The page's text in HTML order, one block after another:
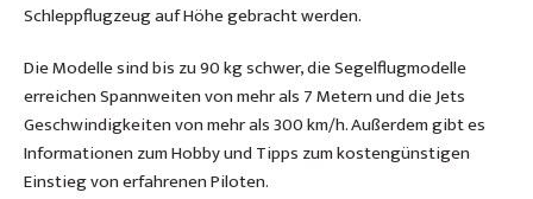
Schleppflugzeug auf Höhe gebracht werden.
Die Modelle sind bis zu 90 kg schwer, die Segelflugmodelle
erreichen Spannweiten von mehr als 7 Metern und die Jets
Geschwindigkeiten von mehr als 300 km/h. Außerdem gibt es
Informationen zum Hobby und Tipps zum kostengünstigen
Einstieg von erfahrenen Piloten.